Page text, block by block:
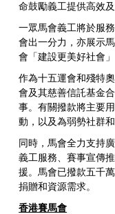
命鼓勵義工提供高效
一眾馬會義工將於服
會出一分力，亦展示
會「建設更美好社會」
作為十五運會和殘特
會及其慈善信託基金
事。有關撥款將主要
動，以及為弱勢社群
同時，馬會全力支持
義工服務、賽事宣傳
援。馬會已撥款五千
捐贈和資源需求。
香港賽馬會